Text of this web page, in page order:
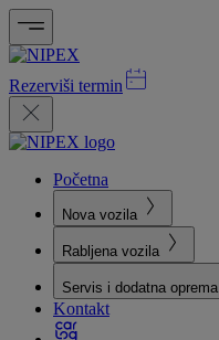
Rezerviši termin
Početna
Nova vozila
Rabljena vozila
Servis i dodatna oprema
Kontakt